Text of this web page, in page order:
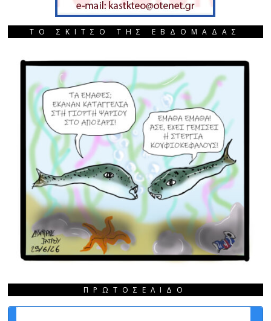
ΤΟ ΣΚΙΤΣΟ ΤΗΣ ΕΒΔΟΜΑΔΑΣ
ΠΡΩΤΟΣΈΛΙΔΟ